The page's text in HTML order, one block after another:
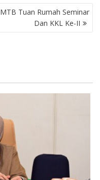
MTB Tuan Rumah Seminar
Dan KKL Ke-II